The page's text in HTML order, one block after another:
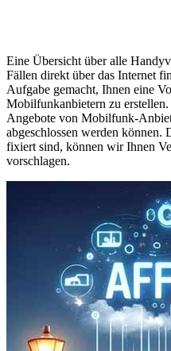
Eine Übersicht über alle
Fällen direkt über das Internet
Aufgabe gemacht, Ihnen eine
Mobilfunkanbietern zu
Angebote von Mobilfunk-
abgeschlossen werden
fixiert sind, können wir Ihnen
vorschlagen.